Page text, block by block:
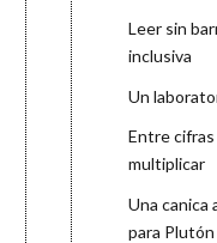
Leer sin
inclusiva
Un
Entre
multiplicar
Una canica
para Plutón